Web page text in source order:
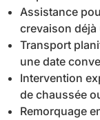
Assistance
crevaison déjà
Transport
une date
Intervention
de chaussée
Remorquage